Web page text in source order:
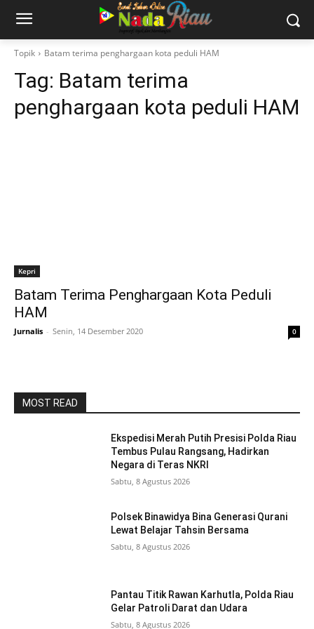
Topik Batam terima penghargaan kota peduli HAM
Tag: Batam terima
penghargaan kota peduli HAM
Kepri
Batam Terima Penghargaan Kota Peduli
HAM
Jurnalis - Senin, 14 Desember 2020 0
MOST READ
Ekspedisi Merah Putih Presisi Polda Riau
Tembus Pulau Rangsang, Hadirkan
Negara di Teras NKRI
Sabtu, 8 Agustus 2026
Polsek Binawidya Bina Generasi Qurani
Lewat Belajar Tahsin Bersama
Sabtu, 8 Agustus 2026
Pantau Titik Rawan Karhutla, Polda Riau
Gelar Patroli Darat dan Udara
Sabtu, 8 Agustus 2026